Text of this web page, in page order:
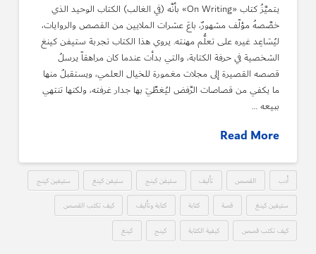
يتميَّزُ كتاب «On Writing» بأنَّه (في الغالب) الكتاب الوحيد الذي
خصَّصهُ مؤلّف مشهورٌ، باعَ عشرات الملايين من القصص والروايات،
ليُسَاعِد غيره على تعلُّم مهنته. يروي هذا الكتاب تجربة ستيفن كينغ
الشخصية في حرفة الكتابة، والتي بدأت عندما كان مراهقاً يرسلُ
قصصه القصيرة إلى مجلات مغمورة للخيال العلمي، ويستقبلُ منها
ما يكفي من قصاصات الرَّفض ليُغطِّيَ بها جدار غرفته، ولكنها تنتهي
ببيعه …
Read More
أدب القصص تأليف ستيفن كينج ستيفن كينغ ستيفين كينج
ستيفين كينغ قصة كتابة كتابة وتأليف كيف تكتب القصص
كيف تكتب قصص كيفية الكتابة كينج كينغ